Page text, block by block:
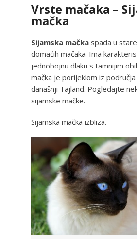
Vrste mačaka –
mačka
Sijamska mačka spada u
domaćih mačaka. Ima
jednobojnu dlaku s tamnijim
mačka je porijeklom iz područja
današnji Tajland. Pogledajte
sijamske mačke.
Sijamska mačka izbliza.